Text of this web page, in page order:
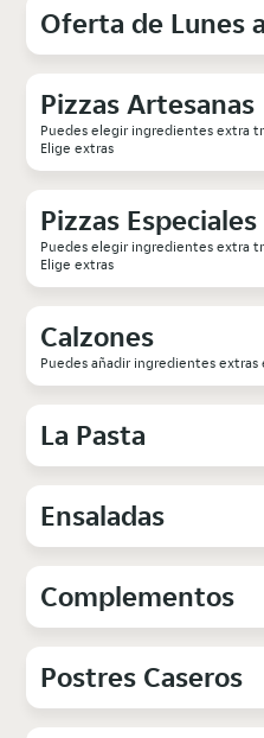
Oferta de Lunes
Pizzas Artesanas
Puedes elegir ingredientes extra
Elige extras
Pizzas Especiales
Puedes elegir ingredientes extra
Elige extras
Calzones
Puedes añadir ingredientes
La Pasta
Ensaladas
Complementos
Postres Caseros